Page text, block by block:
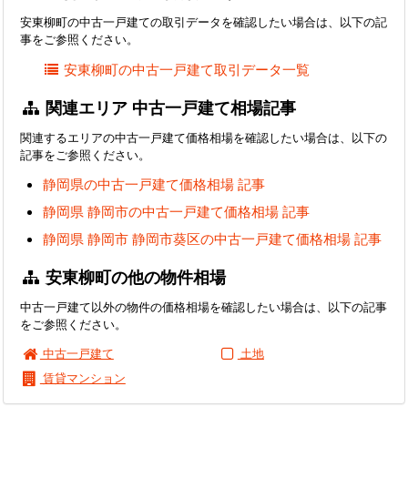
安東柳町の中古一戸建ての取引データを確認したい場合は、以下の記
事をご参照ください。
安東柳町の中古一戸建て取引データ一覧
関連エリア 中古一戸建て相場記事
関連するエリアの中古一戸建て価格相場を確認したい場合は、以下の
記事をご参照ください。
静岡県の中古一戸建て価格相場 記事
静岡県 静岡市の中古一戸建て価格相場 記事
静岡県 静岡市 静岡市葵区の中古一戸建て価格相場 記事
安東柳町の他の物件相場
中古一戸建て以外の物件の価格相場を確認したい場合は、以下の記事
をご参照ください。
中古一戸建て
土地
賃貸マンション